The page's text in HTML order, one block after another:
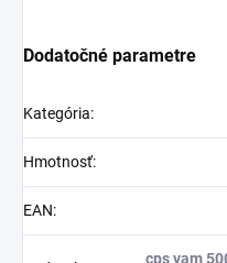
Dodatočné parametre
Kategória:
Hmotnosť:
EAN:
cps vam